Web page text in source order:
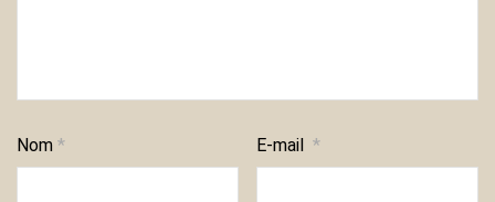
Nom * E-mail*